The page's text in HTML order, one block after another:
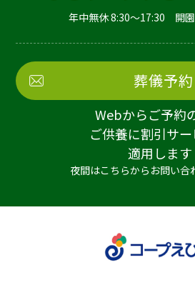
年中無休 8:30～17:30 開
葬儀予約
Webからご予約
ご供養に割引サ
適用します
夜間はこちらからお問い合